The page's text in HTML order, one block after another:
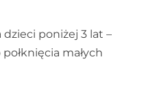
poniżej 3 lat –
małych